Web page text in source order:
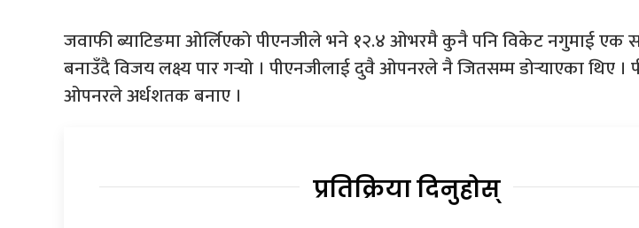
जवाफी ब्याटिङमा ओर्लिएको पीएनजीले भने १२.४ ओभरमै कुनै पनि विकेट नगुमाई एक
बनाउँदै विजय लक्ष्य पार गर्‍यो । पीएनजीलाई दुवै ओपनरले नै जितसम्म डोर्‍याएका थिए ।
ओपनरले अर्धशतक बनाए ।
प्रतिक्रिया दिनुहोस्